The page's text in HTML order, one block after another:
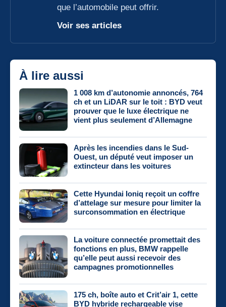
que l’automobile peut offrir.
Voir ses articles
À lire aussi
1 008 km d’autonomie annoncés, 764
ch et un LiDAR sur le toit : BYD veut
prouver que le luxe électrique ne
vient plus seulement d’Allemagne
Après les incendies dans le Sud-
Ouest, un député veut imposer un
extincteur dans les voitures
Cette Hyundai Ioniq reçoit un coffre
d’attelage sur mesure pour limiter la
surconsommation en électrique
La voiture connectée promettait des
fonctions en plus, BMW rappelle
qu’elle peut aussi recevoir des
campagnes promotionnelles
175 ch, boîte auto et Crit’air 1, cette
BYD hybride rechargeable vise